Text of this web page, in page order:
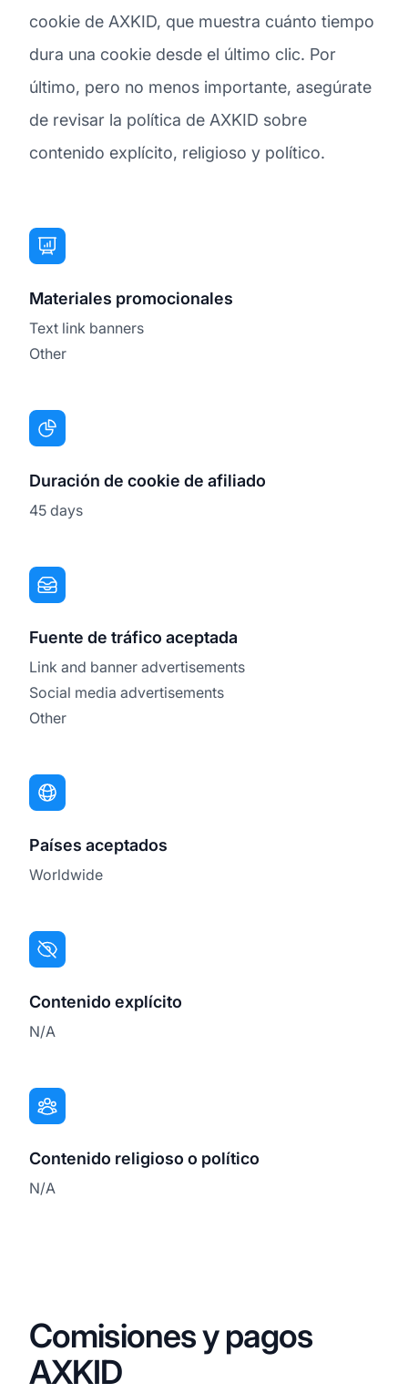
cookie de AXKID, que muestra cuánto tiempo
dura una cookie desde el último clic. Por
último, pero no menos importante, asegúrate
de revisar la política de AXKID sobre
contenido explícito, religioso y político.
Materiales promocionales
Text link banners
Other
Duración de cookie de afiliado
45 days
Fuente de tráfico aceptada
Link and banner advertisements
Social media advertisements
Other
Países aceptados
Worldwide
Contenido explícito
N/A
Contenido religioso o político
N/A
Comisiones y pagos
AXKID